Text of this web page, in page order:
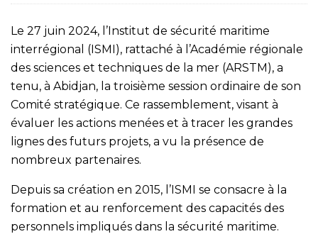
Le 27 juin 2024, l’Institut de sécurité maritime
interrégional (ISMI), rattaché à l’Académie régionale
des sciences et techniques de la mer (ARSTM), a
tenu, à Abidjan, la troisième session ordinaire de son
Comité stratégique. Ce rassemblement, visant à
évaluer les actions menées et à tracer les grandes
lignes des futurs projets, a vu la présence de
nombreux partenaires.
Depuis sa création en 2015, l’ISMI se consacre à la
formation et au renforcement des capacités des
personnels impliqués dans la sécurité maritime.